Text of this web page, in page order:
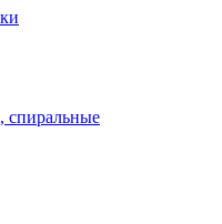
спиральные